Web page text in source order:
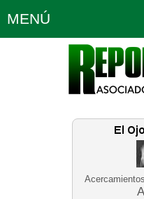
MENÚ
Política